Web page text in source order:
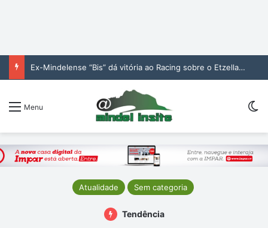
Ex-Mindelense “Bis” dá vitória ao Racing sobre o Etzella Ettelbruck no Luxemburgo
Menu
Atualidade Sem categoria
Tendência